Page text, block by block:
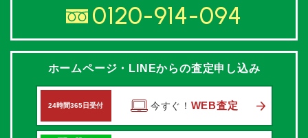
0120-914-094
ホームページ・LINEからの査定申し込み
24時間365日受付 今すぐ！ WEB査定